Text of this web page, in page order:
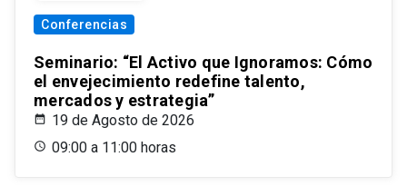
Conferencias
Seminario: “El Activo que Ignoramos: Cómo
el envejecimiento redefine talento,
mercados y estrategia”
19 de Agosto de 2026
09:00 a 11:00 horas